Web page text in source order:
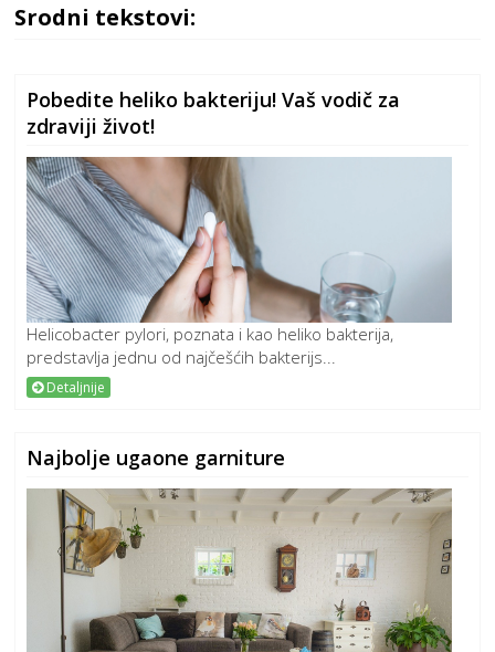
Srodni tekstovi:
Pobedite heliko bakteriju! Vaš vodič za
zdraviji život!
Helicobacter pylori, poznata i kao heliko bakterija,
predstavlja jednu od najčešćih bakterijs...
Detaljnije
Najbolje ugaone garniture